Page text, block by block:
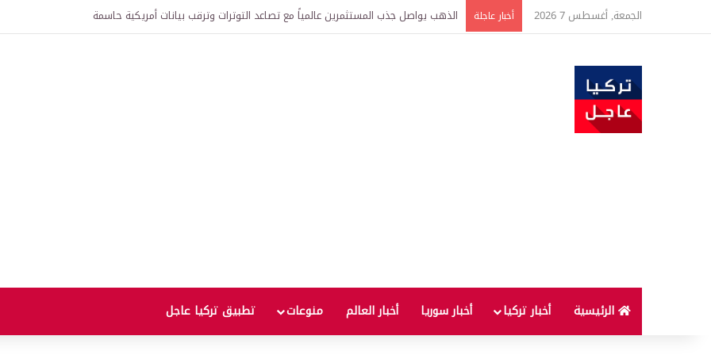
الجمعة, أغسطس 7 2026 أخبار عاجلة الذهب يواصل جذب المستثمرين عالمياً مع تصاعد التوترات وترقب بيانات أمريكية حاسمة
الرئيسية أخبار تركيا أخبار سوريا أخبار العالم منوعات تطبيق تركيا عاجل